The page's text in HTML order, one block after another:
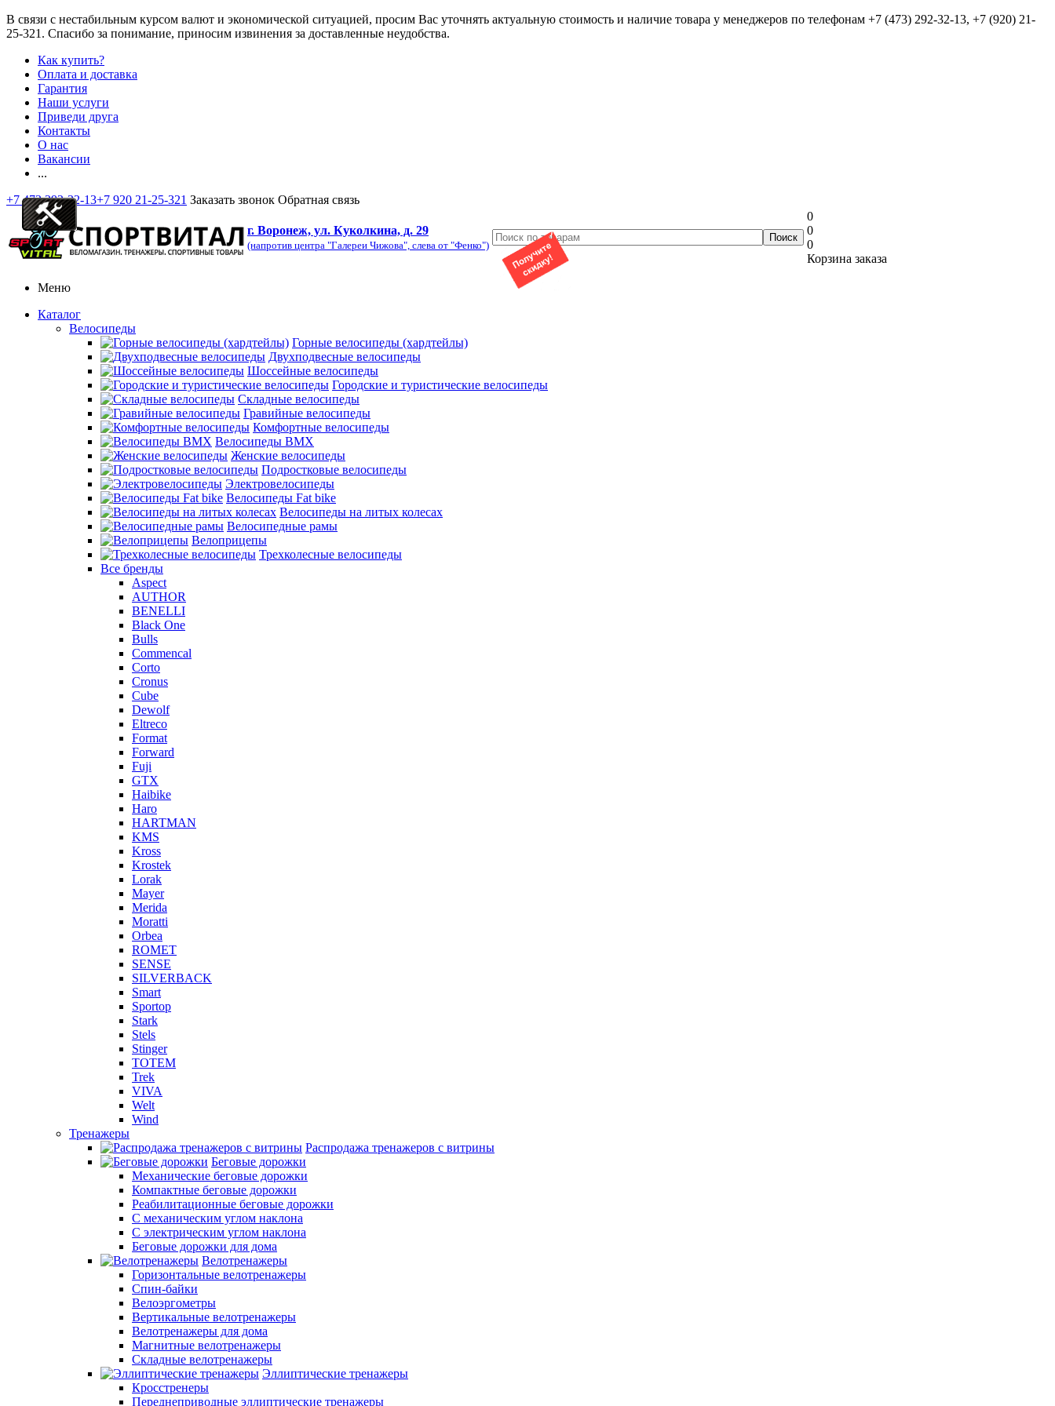
В связи с нестабильным курсом валют и экономической ситуацией, просим Вас уточнять актуальную стоимость и наличие товара у менеджеров по телефонам +7 (473) 292-32-13, +7 (920) 21-
25-321 . Спасибо за понимание, приносим извинения за доставленные неудобства.
Как купить?
Оплата и доставка
Гарантия
Наши услуги
Приведи друга
Контакты
О нас
Вакансии
...
+7 473 292-32-13+7 920 21-25-321 Заказать звонок Обратная связь
г. Воронеж, ул. Куколкина, д. 29
(напротив центра "Галереи Чижова", слева от "Фенко")
0
0
0
Корзина заказа
Меню
Каталог
Велосипеды
Горные велосипеды (хардтейлы)
Двухподвесные велосипеды
Шоссейные велосипеды
Городские и туристические велосипеды
Складные велосипеды
Гравийные велосипеды
Комфортные велосипеды
Велосипеды BMX
Женские велосипеды
Подростковые велосипеды
Электровелосипеды
Велосипеды Fat bike
Велосипеды на литых колесах
Велосипедные рамы
Велоприцепы
Трехколесные велосипеды
Все бренды
Aspect
AUTHOR
BENELLI
Black One
Bulls
Commencal
Corto
Cronus
Cube
Dewolf
Eltreco
Format
Forward
Fuji
GTX
Haibike
Haro
HARTMAN
KMS
Kross
Krostek
Lorak
Mayer
Merida
Moratti
Orbea
ROMET
SENSE
SILVERBACK
Smart
Sportop
Stark
Stels
Stinger
TOTEM
Trek
VIVA
Welt
Wind
Тренажеры
Распродажа тренажеров с витрины
Беговые дорожки
Механические беговые дорожки
Компактные беговые дорожки
Реабилитационные беговые дорожки
С механическим углом наклона
С электрическим углом наклона
Беговые дорожки для дома
Велотренажеры
Горизонтальные велотренажеры
Спин-байки
Велоэргометры
Вертикальные велотренажеры
Велотренажеры для дома
Магнитные велотренажеры
Складные велотренажеры
Эллиптические тренажеры
Кросстренеры
Переднеприводные эллиптические тренажеры